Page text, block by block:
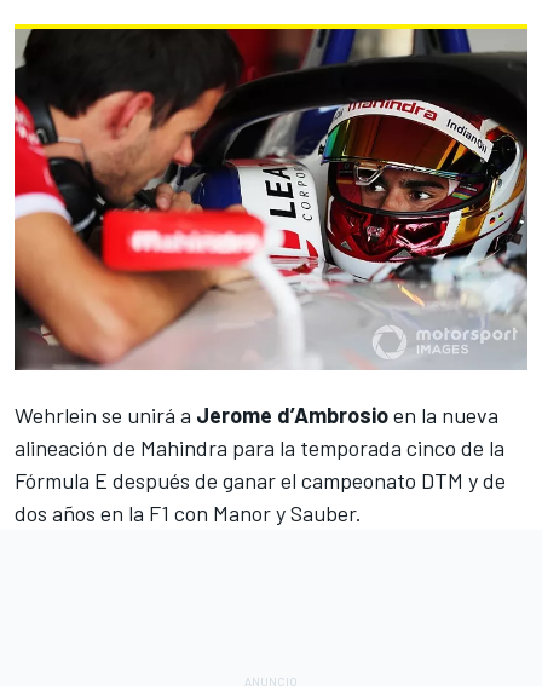
Wehrlein se unirá a Jerome d’Ambrosioen la nueva
alineación de Mahindra para la temporada cinco de la
Fórmula E después de ganar el campeonato DTM y de
dos años en la F1 con Manor y Sauber.